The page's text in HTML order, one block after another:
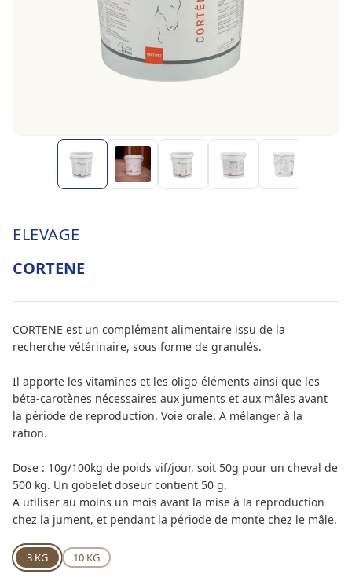
ELEVAGE
CORTENE
CORTENE est un complément alimentaire issu de la
recherche vétérinaire, sous forme de granulés.
Il apporte les vitamines et les oligo-éléments ainsi que les
béta-carotènes nécessaires aux juments et aux mâles avant
la période de reproduction. Voie orale. A mélanger à la
ration.
Dose : 10g/100kg de poids vif/jour, soit 50g pour un cheval de
500 kg. Un gobelet doseur contient 50 g.
A utiliser au moins un mois avant la mise à la reproduction
chez la jument, et pendant la période de monte chez le mâle.
3 KG 10 KG